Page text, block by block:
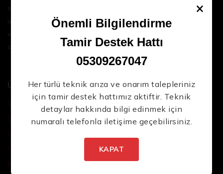
sektördeki en son teknolojileri ve yüksek kaliteli
ürünleri bir araya getirerek iş süreçlerinizi daha
verimli ve sorunsuz hale getirmenize yardımcı
oluyoruz.
Ürünler
Şarjlı El Aletleri
Şarjlı Led Lambalar
Özel Tasarım El Aletleri
Cırcır Kolları
Batarya ve Adaptörler
×
Önemli Bilgilendirme
Tamir Destek Hattı
05309267047
Her türlü teknik arıza ve onarım talepleriniz
için tamir destek hattımız aktiftir. Teknik
detaylar hakkında bilgi edinmek için
numaralı telefonla iletişime geçebilirsiniz.
KAPAT